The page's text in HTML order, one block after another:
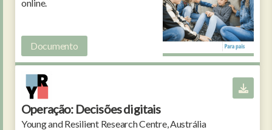
online.
Documento
Operação: Decisões digitais
Young and Resilient Research Centre, Austrália